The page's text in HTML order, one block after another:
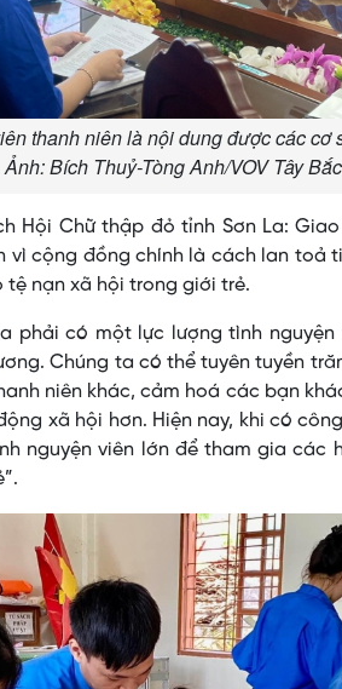
thanh niên là nội dung được các cơ
Bích Thuỷ-Tòng Anh/VOV Tây Bắc
Hội Chữ thập đỏ tỉnh Sơn La:
vì cộng đồng chính là cách lan toả
tệ nạn xã hội trong giới trẻ.
phải có một lực lượng tình
Chúng ta có thể tuyên tuyền
niên khác, cảm hoá các bạn
xã hội hơn. Hiện nay, khi có
nguyện viên lớn để tham gia các